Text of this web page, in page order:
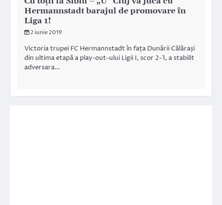
Hermannstadt barajul de promovare în
Liga 1!
2 iunie 2019
Victoria trupei FC Hermannstadt în fața Dunării Călărași
din ultima etapă a play-out-ului Ligii I, scor 2-1, a stabilit
adversara…